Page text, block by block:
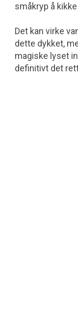
småkryp å kikke
Det kan virke
dette dykket,
magiske lyset
definitivt det